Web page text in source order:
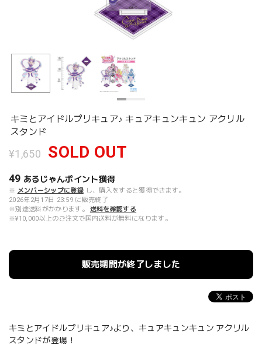
キミとアイドルプリキュア♪ キュアキュンキュン アクリル
スタンド
¥1,650 SOLD OUT
49 あるじゃんポイント獲得
※ メンバーシップに登録 し、購入をすると獲得できます。
2026年2月17日 23:59 に販売終了
※別途送料がかかります。
送料を確認する
※¥10,000以上のご注文で国内送料が無料になります。
販売期間が終了しました
キミとアイドルプリキュア♪より、キュアキュンキュン アクリル
スタンドが登場！